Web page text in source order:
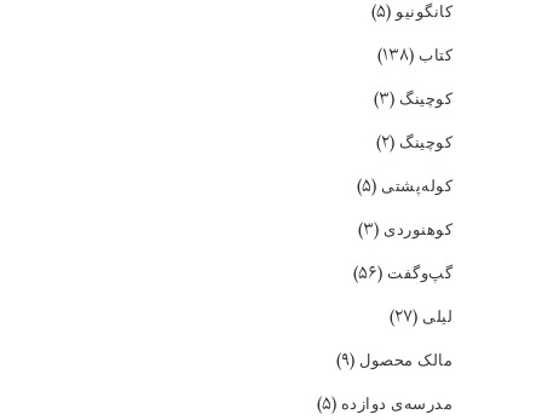
کانگونیو(۵)
کتاب (۱۳۸)
کوچینگ (۳)
کوچینگ (۲)
کوله‌پشتی (۵)
کوهنوردی (۳)
گپ‌و‌گفت (۵۶)
لیلی (۲۷)
مالک محصول (۹)
مدرسه‌ی دوازده (۵)